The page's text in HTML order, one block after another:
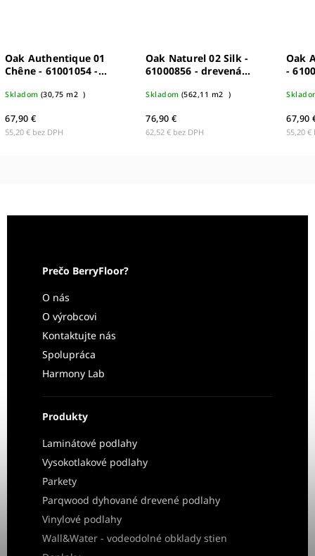
Oak Authentique 01
Chêne - 61001054 -
Skladom (30,75 m2 )
55,20 € bez DPH
67,90 €
Oak Naturel 02 Silk -
61000856 - drevená
Skladom (562,11 m2 )
62,52 € bez DPH
76,90 €
Oak
-
55,20 €
67,90
Prečo BerryFloor?
O nás
O výrobcovi
Kontaktujte nás
Spolupráca
Harmony Lab
Produkty
Laminátové podlahy
Vysokotlakové podlahy
Parkety
Parqwood dyhované drevené podlahy
Vinylové podlahy
Wall&Water - vodeodolné obklady stien